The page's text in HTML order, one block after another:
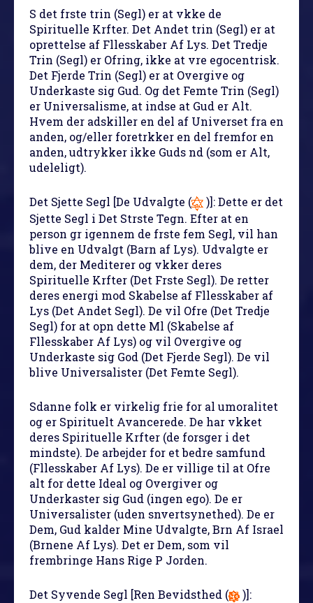
S det frste trin (Segl) er at vkke de
Spirituelle Krfter. Det Andet trin (Segl) er at
oprettelse af Fllesskaber Af Lys. Det Tredje
Trin (Segl) er Ofring, ikke at vre egocentrisk.
Det Fjerde Trin (Segl) er at Overgive og
Underkaste sig Gud. Og det Femte Trin (Segl)
er Universalisme, at indse at Gud er Alt.
Hvem der adskiller en del af Universet fra en
anden, og/eller foretrkker en del fremfor en
anden, udtrykker ikke Guds nd (som er Alt,
udeleligt).
Det Sjette Segl [De Udvalgte (
)]: Dette er det
Sjette Segl i Det Strste Tegn. Efter at en
person gr igennem de frste fem Segl, vil han
blive en Udvalgt (Barn af Lys). Udvalgte er
dem, der Mediterer og vkker deres
Spirituelle Krfter (Det Frste Segl). De retter
deres energi mod Skabelse af Fllesskaber af
Lys (Det Andet Segl). De vil Ofre (Det Tredje
Segl) for at opn dette Ml (Skabelse af
Fllesskaber Af Lys) og vil Overgive og
Underkaste sig God (Det Fjerde Segl). De vil
blive Universalister (Det Femte Segl).
Sdanne folk er virkelig frie for al umoralitet
og er Spirituelt Avancerede. De har vkket
deres Spirituelle Krfter (de forsger i det
mindste). De arbejder for et bedre samfund
(Fllesskaber Af Lys). De er villige til at Ofre
alt for dette Ideal og Overgiver og
Underkaster sig Gud (ingen ego). De er
Universalister (uden snvertsynethed). De er
Dem, Gud kalder Mine Udvalgte, Brn Af Israel
(Brnene Af Lys). Det er Dem, som vil
frembringe Hans Rige P Jorden.
Det Syvende Segl [Ren Bevidsthed (
)]: